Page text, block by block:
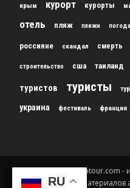
крым курорт курорты
отель
пляж пляжи погода
россияне скандал смерть
строительство сша таиланд
туристов туристы
украина фестиваль франция
© 2012-2024 gursesintour.com
При копировании материалов
RU